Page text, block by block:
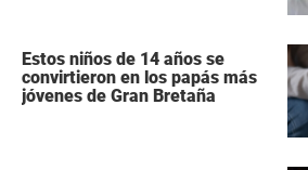
Estos niños de 14 años se
convirtieron en los papás más
jóvenes de Gran Bretaña